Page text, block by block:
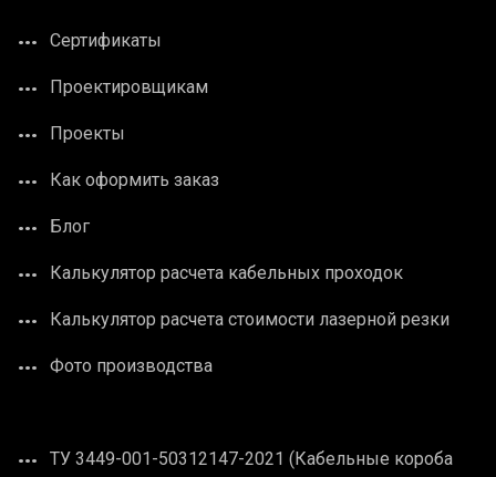
Сертификаты
Проектировщикам
Проекты
Как оформить заказ
Блог
Калькулятор расчета кабельных проходок
Калькулятор расчета стоимости лазерной резки
Фото производства
ТУ 3449-001-50312147-2021 (Кабельные короба